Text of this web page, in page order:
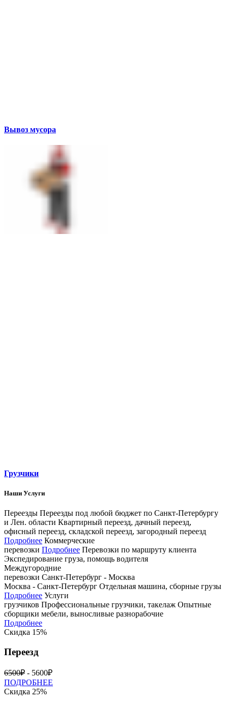
Вывоз мусора
Грузчики
Наши Услуги
Переезды Переезды под любой бюджет по Санкт­-Петербургу
и Лен. области Квартирный переезд, дачный переезд,
офисный переезд, складской переезд, загородный переезд
Подробнее Коммерческие
перевозки Подробнее Перевозки по маршруту клиента
Экспедирование груза, помощь водителя
Междугородние
перевозки Санкт-Петербург - Москва
Москва - Санкт-Петербург Отдельная машина, сборные грузы
Подробнее Услуги
грузчиков Профессиональные грузчики, такелаж Опытные
сборщики мебели, выносливые разнорабочие
Подробнее
Скидка 15%
Переезд
6500₽ - 5600₽
ПОДРОБНЕЕ
Скидка 25%